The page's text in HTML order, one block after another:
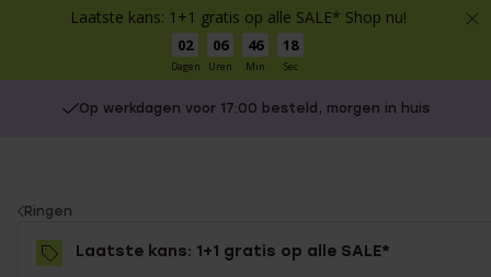
Laatste kans: 1+1 gratis op alle SALE* Shop nu!
02
Dagen
06
Uren
46
Min
18
Sec
Op werkdagen voor 17:00 besteld, morgen in huis
You
are
here:
Ringen
Laatste kans: 1+1 gratis op alle SALE*